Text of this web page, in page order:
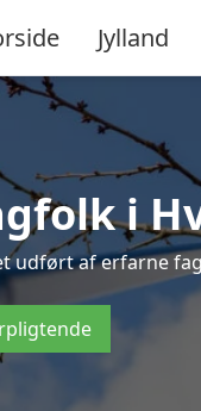
Jylland
i
udført af erfarne